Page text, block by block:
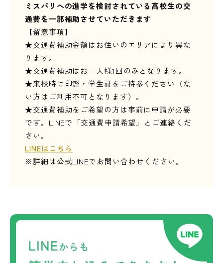
ミスパリへの進学を検討されている高校生の交
通費を一部補助させていただきます
【留意事項】
★交通費補助金額はお住いのエリアにより異な
ります。
★交通費補助はお一人様1回のみとなります。
★来校時に印鑑・学生証をご持参ください（な
い方はご利用不可となります）。
★交通費補助をご希望の方は事前に申請が必要
です。LINEで「交通費申請希望」とご連絡くだ
さい。
LINEはこちら
※詳細は公式LINEでお問い合わせください。